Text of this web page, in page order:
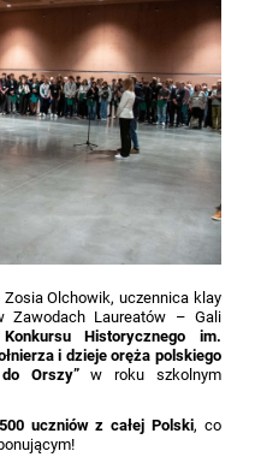
Olchowik, uczennica klay
Zawodach Laureatów – Gali
Historycznego im.
i dzieje oręża polskiego
Orszy”w roku szkolnym
uczniów z całej Polski, co